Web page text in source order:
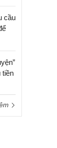
cầu
tiền